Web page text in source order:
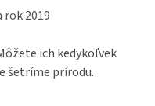
rok 2019
ich kedykoľvek
šetríme prírodu.